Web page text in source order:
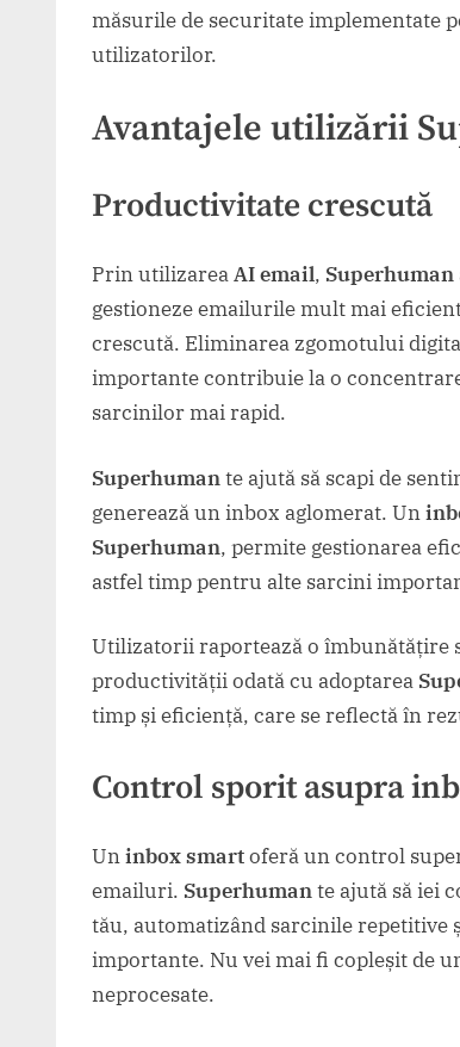
măsurile de securitate implementate
utilizatorilor.
Avantajele utilizării
Productivitate crescută
Prin utilizareaAI email, Superhuman
gestioneze emailurile mult mai
crescută. Eliminarea zgomotului
importante contribuie la o
sarcinilor mai rapid.
Superhumante ajută să scapi de
generează un inbox aglomerat. Un
Superhuman, permite gestionarea
astfel timp pentru alte sarcini
Utilizatorii raportează o îmbunătățire
productivității odată cu adoptarea
timp și eficiență, care se reflectă în
Control sporit asupra
Uninbox smartoferă un control
emailuri. Superhumante ajută să iei
tău, automatizând sarcinile repetitive
importante. Nu vei mai fi copleșit de
neprocesate.